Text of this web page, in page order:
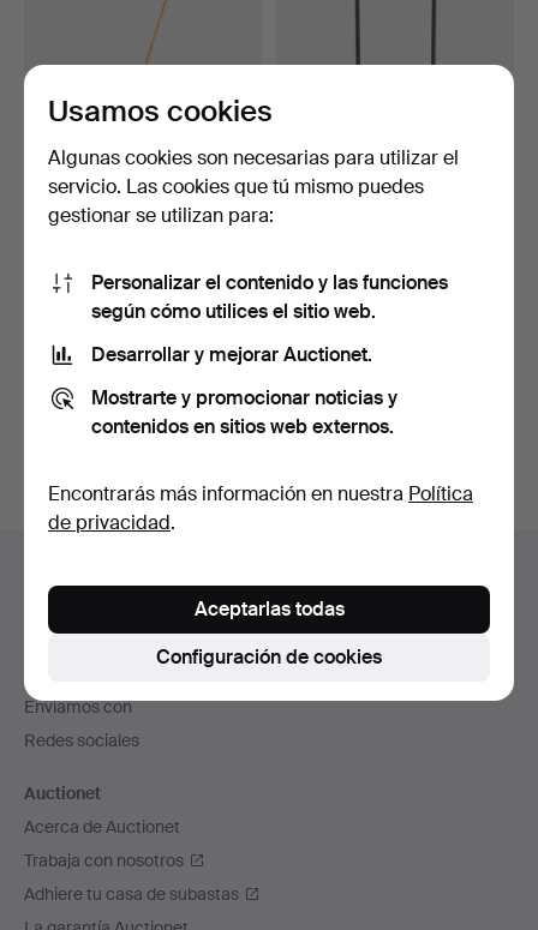
Lámpara de pie Art Déco
con cuello de cisn…
9 días
55 USD
JO HAMMERBORG (1920-
1982). Lámparas de pi…
86 USD
También puedes buscar ennuestro archivo de
subastas concluidas.
en
de
página
Contacta con el servicio de atención al cliente
Todas las casas de subastas
Enviamos con
Redes sociales
Auctionet
Acerca de Auctionet
Trabaja con nosotros
Adhiere tu casa de subastas
Usamos cookies
Algunas cookies son necesarias para utilizar el
servicio. Las cookies que tú mismo puedes
gestionar se utilizan para:
Personalizar el contenido y las funciones
según cómo utilices el sitio web.
Desarrollar y mejorar Auctionet.
Mostrarte y promocionar noticias y
contenidos en sitios web externos.
Encontrarás más información en nuestra Política
de privacidad.
Configuración de cookies
Aceptarlas todas